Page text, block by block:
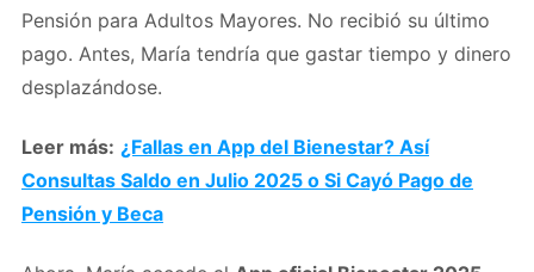
Pensión para Adultos Mayores. No recibió su último
pago. Antes, María tendría que gastar tiempo y dinero
desplazándose.
Leer más: ¿Fallas en App del Bienestar? Así
Consultas Saldo en Julio 2025 o Si Cayó Pago de
Pensión y Beca